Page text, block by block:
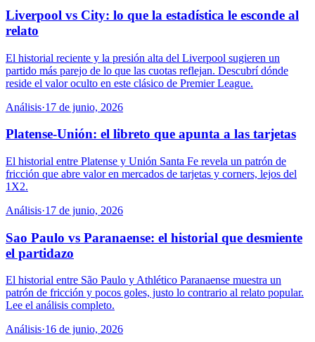
Liverpool vs City: lo que la estadística le esconde al
relato
El historial reciente y la presión alta del Liverpool sugieren un
partido más parejo de lo que las cuotas reflejan. Descubrí dónde
reside el valor oculto en este clásico de Premier League.
Análisis·17 de junio, 2026
Platense-Unión: el libreto que apunta a las tarjetas
El historial entre Platense y Unión Santa Fe revela un patrón de
fricción que abre valor en mercados de tarjetas y corners, lejos del
1X2.
Análisis·17 de junio, 2026
Sao Paulo vs Paranaense: el historial que desmiente
el partidazo
El historial entre São Paulo y Athlético Paranaense muestra un
patrón de fricción y pocos goles, justo lo contrario al relato popular.
Lee el análisis completo.
Análisis·16 de junio, 2026